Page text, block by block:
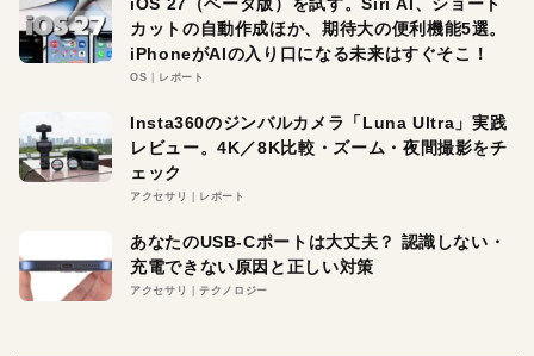
カットの自動作成ほか、期待大の便利機能5選。
iPhoneがAIの入り口になる未来はすぐそこ！
OS レポート
Insta360のジンバルカメラ「Luna Ultra」実践
レビュー。4K／8K比較・ズーム・夜間撮影をチ
ェック
アクセサリ レポート
あなたのUSB-Cポートは大丈夫？ 認識しない・
充電できない原因と正しい対策
アクセサリ テクノロジー